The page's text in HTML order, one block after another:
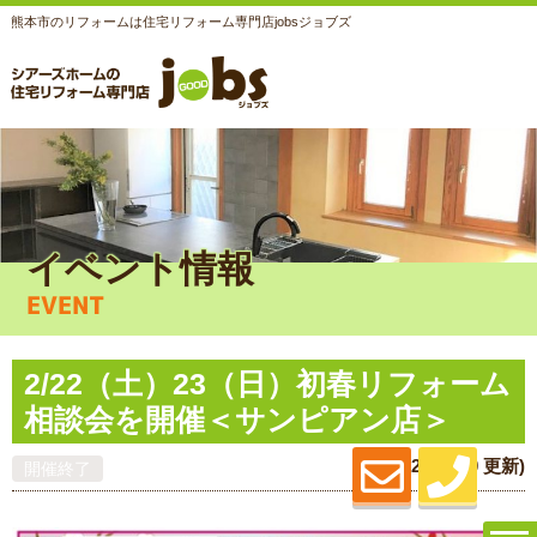
熊本市のリフォームは住宅リフォーム専門店jobsジョブズ
イベント情報
EVENT
2/22（土）23（日）初春リフォーム
相談会を開催＜サンピアン店＞
開催終了 (2025.02.10 更新)